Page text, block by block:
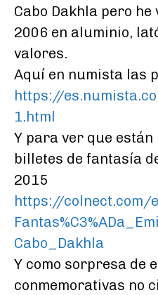
Cabo Dakhla pero
2006 en aluminio,
valores.
Aquí en numista las
https://
1.html
Y para ver que
billetes de fantasía
2015
https://
Cabo_Dakhla
Y como sorpresa de
conmemorativas no